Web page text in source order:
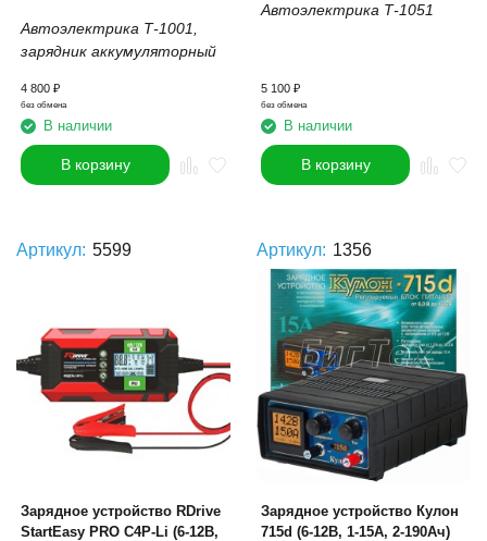
Автоэлектрика Т-1001,
зарядник аккумуляторный
4 800 ₽
без обмена
В наличии
В корзину
Автоэлектрика Т-1051
5 100 ₽
без обмена
В наличии
В корзину
Артикул: 5599
Зарядное устройство RDrive
StartEasy PRO C4P-Li (6-12В,
Артикул: 1356
Зарядное устройство Кулон
715d (6-12В, 1-15А, 2-190Ач)